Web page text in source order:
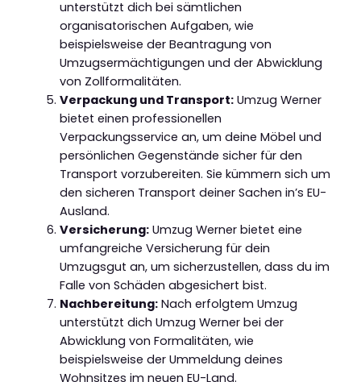
unterstützt dich bei sämtlichen
organisatorischen Aufgaben, wie
beispielsweise der Beantragung von
Umzugsermächtigungen und der Abwicklung
von Zollformalitäten.
Verpackung und Transport:Umzug Werner
bietet einen professionellen
Verpackungsservice an, um deine Möbel und
persönlichen Gegenstände sicher für den
Transport vorzubereiten. Sie kümmern sich um
den sicheren Transport deiner Sachen in’s EU-
Ausland.
Versicherung:Umzug Werner bietet eine
umfangreiche Versicherung für dein
Umzugsgut an, um sicherzustellen, dass du im
Falle von Schäden abgesichert bist.
Nachbereitung:Nach erfolgtem Umzug
unterstützt dich Umzug Werner bei der
Abwicklung von Formalitäten, wie
beispielsweise der Ummeldung deines
Wohnsitzes im neuen EU-Land.